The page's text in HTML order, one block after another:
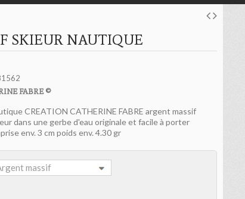
SKIEUR NAUTIQUE
FABRE ©
CREATION CATHERINE FABRE argent massif
dans une gerbe d'eau originale et facile à porter
env. 3 cm poids env. 4.30 gr